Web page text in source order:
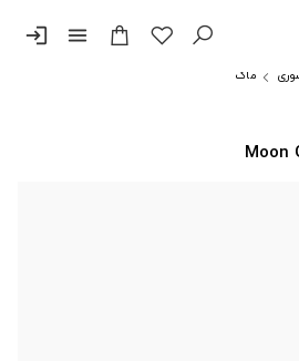
menu
login
ماگ